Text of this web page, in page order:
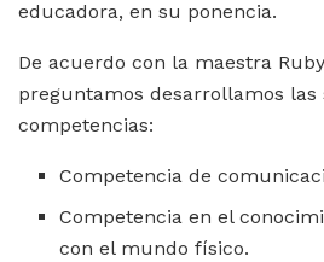
educadora, en su ponencia.
De acuerdo con la maestra
preguntamos desarrollamos las
competencias:
Competencia de
Competencia en el
con el mundo físico.